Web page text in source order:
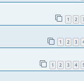
1 2
1 2 3
1 2 3 4